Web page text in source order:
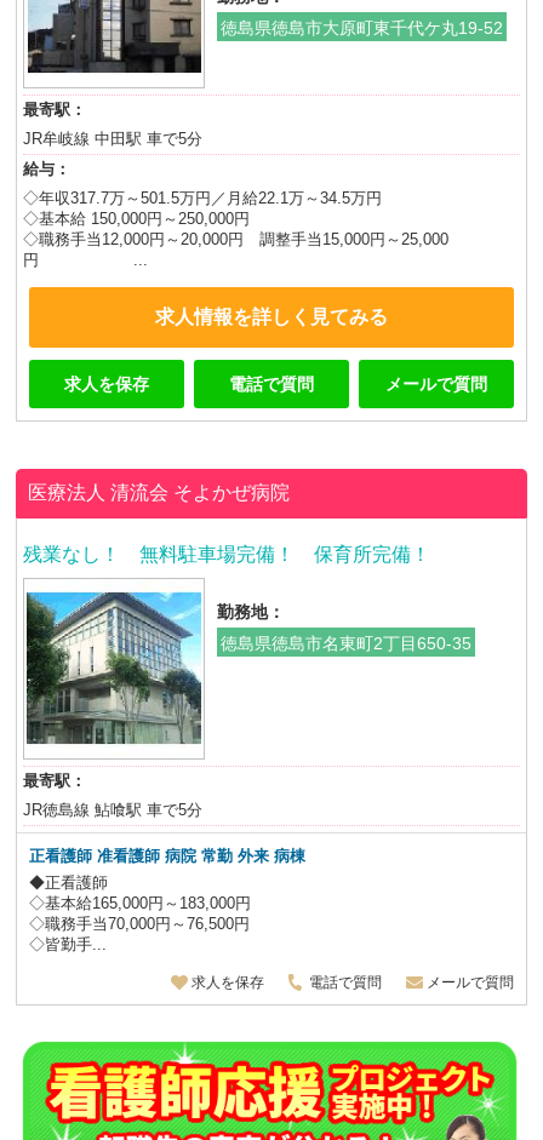
徳島県徳島市大原町東千代ケ丸19-52
最寄駅：
JR牟岐線 中田駅 車で5分
給与：
◇年収317.7万～501.5万円／月給22.1万～34.5万円
◇基本給 150,000円～250,000円
◇職務手当12,000円～20,000円 調整手当15,000円～25,000
円 ...
求人情報を詳しく見てみる
求人を保存 電話で質問 メールで質問
医療法人 清流会 そよかぜ病院
残業なし！ 無料駐車場完備！ 保育所完備！
勤務地：
徳島県徳島市名東町2丁目650-35
最寄駅：
JR徳島線 鮎喰駅 車で5分
正看護師 准看護師 病院 常勤 外来 病棟
◆正看護師
◇基本給165,000円～183,000円
◇職務手当70,000円～76,500円
◇皆勤手...
求人を保存 電話で質問 メールで質問